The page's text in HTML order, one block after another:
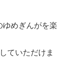
ゆめぎんがを楽
ていただけま